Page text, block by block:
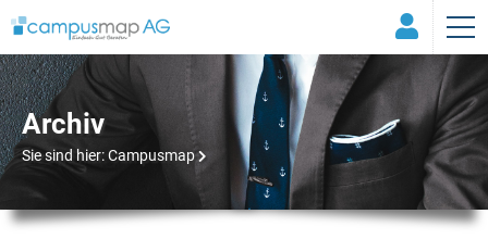
Archiv
Sie sind hier:Campusmap